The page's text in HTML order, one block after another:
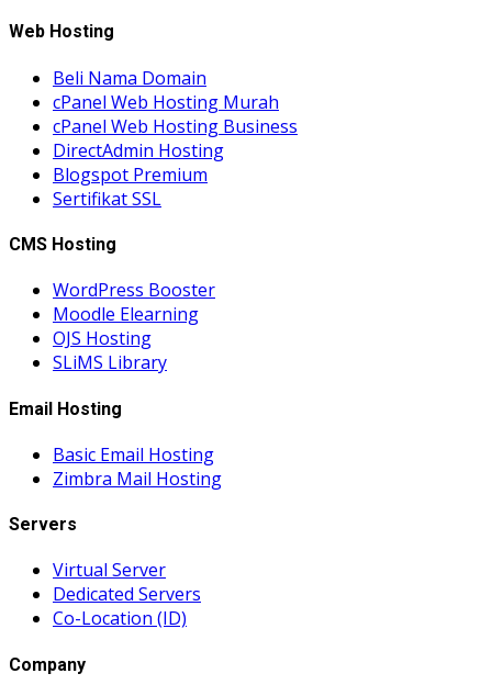
Web Hosting
Beli Nama Domain
cPanel Web Hosting Murah
cPanel Web Hosting Business
DirectAdmin Hosting
Blogspot Premium
Sertifikat SSL
CMS Hosting
WordPress Booster
Moodle Elearning
OJS Hosting
SLiMS Library
Email Hosting
Basic Email Hosting
Zimbra Mail Hosting
Servers
Virtual Server
Dedicated Servers
Co-Location (ID)
Company